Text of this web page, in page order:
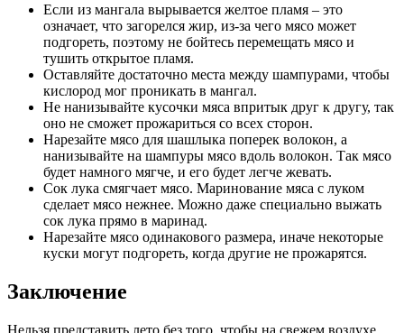
Если из мангала вырывается желтое пламя – это
означает, что загорелся жир, из-за чего мясо может
подгореть, поэтому не бойтесь перемещать мясо и
тушить открытое пламя.
Оставляйте достаточно места между шампурами, чтобы
кислород мог проникать в мангал.
Не нанизывайте кусочки мяса впритык друг к другу, так
оно не сможет прожариться со всех сторон.
Нарезайте мясо для шашлыка поперек волокон, а
нанизывайте на шампуры мясо вдоль волокон. Так мясо
будет намного мягче, и его будет легче жевать.
Сок лука смягчает мясо. Маринование мяса с луком
сделает мясо нежнее. Можно даже специально выжать
сок лука прямо в маринад.
Нарезайте мясо одинакового размера, иначе некоторые
куски могут подгореть, когда другие не прожарятся.
Заключение
Нельзя представить лето без того, чтобы на свежем воздухе